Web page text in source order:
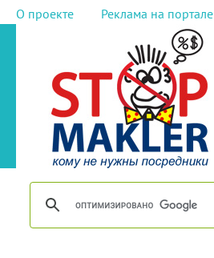
О проекте Реклама на портале